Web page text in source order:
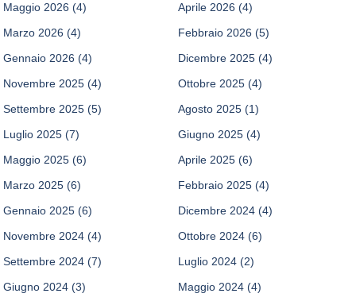
Maggio 2026 (4) Aprile 2026 (4)
Marzo 2026 (4) Febbraio 2026 (5)
Gennaio 2026 (4) Dicembre 2025 (4)
Novembre 2025 (4) Ottobre 2025 (4)
Settembre 2025 (5) Agosto 2025 (1)
Luglio 2025 (7) Giugno 2025 (4)
Maggio 2025 (6) Aprile 2025 (6)
Marzo 2025 (6) Febbraio 2025 (4)
Gennaio 2025 (6) Dicembre 2024 (4)
Novembre 2024 (4) Ottobre 2024 (6)
Settembre 2024 (7) Luglio 2024 (2)
Giugno 2024 (3) Maggio 2024 (4)